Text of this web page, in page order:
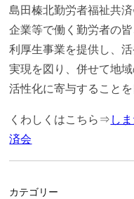
島田榛北勤労者福祉共
企業等で働く勤労者の
利厚生事業を提供し、
実現を図り、併せて地
活性化に寄与することを
くわしくはこちら⇒ し
済会
カテゴリー